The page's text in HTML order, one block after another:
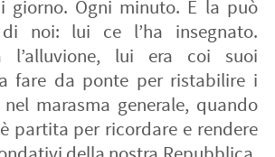
giorno. Ogni minuto. E la può
noi: lui ce l’ha insegnato.
l’alluvione, lui era coi suoi
fare da ponte per ristabilire i
marasma generale, quando
partita per ricordare e rendere